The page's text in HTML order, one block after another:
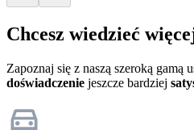
Chcesz wiedzieć
Zapoznaj się z naszą szeroką gamą
doświadczenie jeszcze bardziej